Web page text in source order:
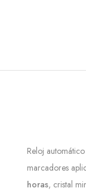
Reloj
marcadores
horas, cristal